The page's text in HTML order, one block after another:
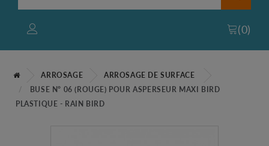
(0)
ARROSAGE
ARROSAGE DE SURFACE
BUSE N° 06 (ROUGE) POUR ASPERSEUR MAXI BIRD
PLASTIQUE - RAIN BIRD